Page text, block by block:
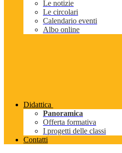
Le notizie
Le circolari
Calendario eventi
Albo online
Didattica
Panoramica
Offerta formativa
I progetti delle classi
Contatti